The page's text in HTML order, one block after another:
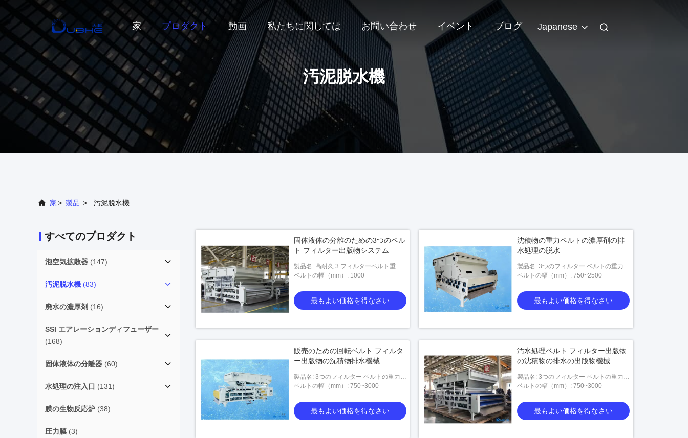
家 プロダクト 動画 私たちに関しては お問い合わせ イベント ブログ Japanese
汚泥脱水機
家> 製品 > 汚泥脱水機
すべてのプロダクト
泡空気拡散器 (147)
汚泥脱水機 (83)
廃水の濃厚剤 (16)
SSI エアレーションディフューザー
(168)
固体液体の分離器 (60)
水処理の注入口 (131)
膜の生物反応炉 (38)
圧力膜 (3)
固体液体の分離のための3つのベル
ト フィルター出版物システム
製品名: 高耐久 3 フィルターベルト重力
ベルト
ベルトの幅（mm）: 1000
最もよい価格を得なさい
沈積物の重力ベルトの濃厚剤の排
水処理の脱水
製品名: 3つのフィルター ベルトの重力ベ
ルト
ベルトの幅（mm）: 750~2500
最もよい価格を得なさい
販売のための回転ベルト フィルタ
ー出版物の沈積物排水機械
製品名: 3つのフィルター ベルトの重力ベ
ルト
ベルトの幅（mm）: 750~3000
最もよい価格を得なさい
汚水処理ベルト フィルター出版物
の沈積物の排水の出版物機械
製品名: 3つのフィルター ベルトの重力ベ
ルト
ベルトの幅（mm）: 750~3000
最もよい価格を得なさい